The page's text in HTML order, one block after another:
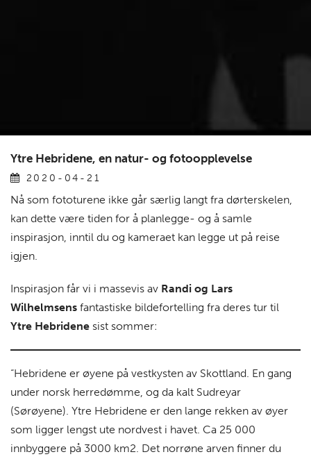
Ytre Hebridene, en natur- og fotoopplevelse
2020-04-21
Nå som fototurene ikke går særlig langt fra dørterskelen,
kan dette være tiden for å planlegge- og å samle
inspirasjon, inntil du og kameraet kan legge ut på reise
igjen.
Inspirasjon får vi i massevis av Randi og Lars
Wilhelmsens fantastiske bildefortelling fra deres tur til
Ytre Hebridene sist sommer:
“Hebridene er øyene på vestkysten av Skottland. En gang
under norsk herredømme, og da kalt Sudreyar
(Sørøyene). Ytre Hebridene er den lange rekken av øyer
som ligger lengst ute nordvest i havet. Ca 25 000
innbyggere på 3000 km2. Det norrøne arven finner du